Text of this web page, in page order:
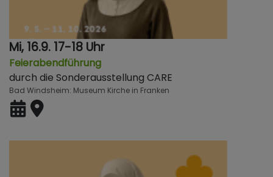
Mi, 16.9. 17-18 Uhr
Feierabendführung
durch die Sonderausstellung CARE
Bad Windsheim Museum Kirche in Franken